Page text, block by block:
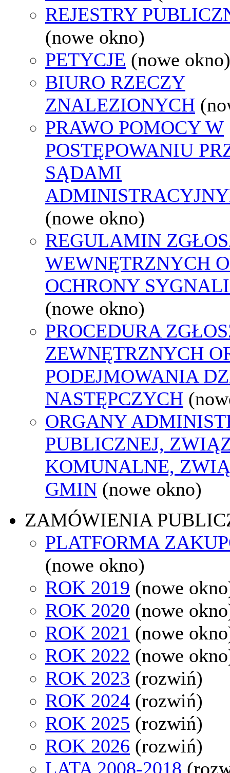
REJESTRY
(nowe okno)
PETYCJE (nowe okno)
BIURO RZECZY
ZNALEZIONYCH
PRAWO POMOCY W
POSTĘPOWANIU
SĄDAMI
(nowe okno)
REGULAMIN
WEWNĘTRZNYCH
OCHRONY
(nowe okno)
PROCEDURA
ZEWNĘTRZNYCH
PODEJMOWANIA
NASTĘPCZYCH
ORGANY
PUBLICZNEJ,
KOMUNALNE,
GMIN (nowe okno)
ZAMÓWIENIA
PLATFORMA
(nowe okno)
ROK 2019 (nowe
ROK 2020 (nowe
ROK 2021 (nowe
ROK 2022 (nowe
ROK 2023 (rozwiń)
ROK 2024 (rozwiń)
ROK 2025 (rozwiń)
ROK 2026 (rozwiń)
LATA 2008-2018